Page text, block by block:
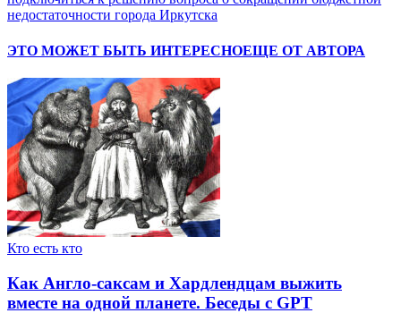
недостаточности города Иркутска
ЭТО МОЖЕТ БЫТЬ ИНТЕРЕСНОЕЩЕ ОТ АВТОРА
Кто есть кто
Как Англо-саксам и Хардлендцам выжить
вместе на одной планете. Беседы с GPT